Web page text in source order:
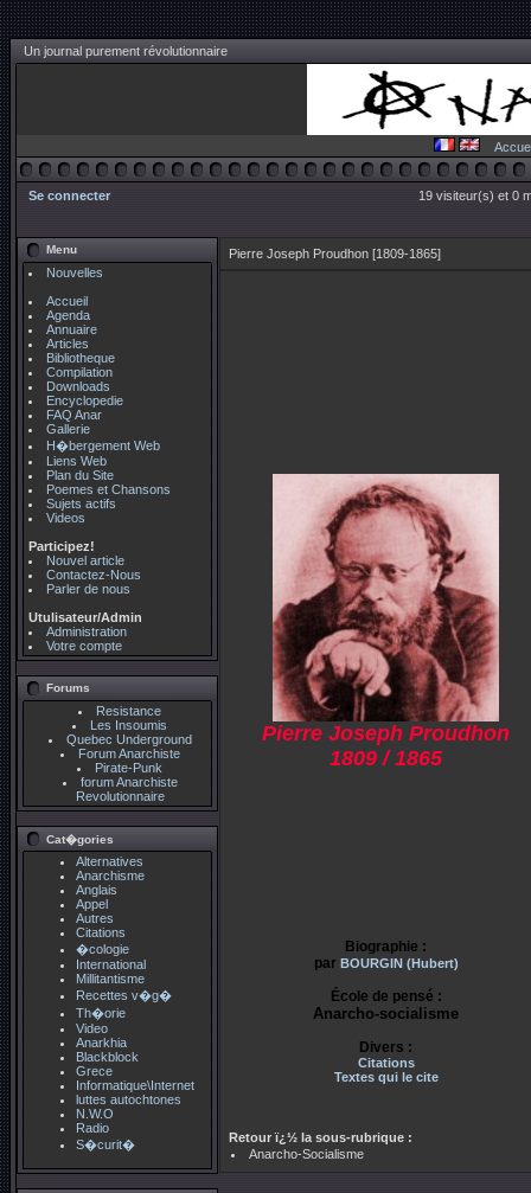
Un journal purement révolutionnaire
Se connecter 19 visiteur(s) et 0
Menu
Nouvelles
Accueil
Agenda
Annuaire
Articles
Bibliotheque
Compilation
Downloads
Encyclopedie
FAQ Anar
Gallerie
H�bergement Web
Liens Web
Plan du Site
Poemes et Chansons
Sujets actifs
Videos
Participez!
Nouvel article
Contactez-Nous
Parler de nous
Utulisateur/Admin
Administration
Votre compte
Forums
Resistance
Les Insoumis
Quebec Underground
Forum Anarchiste
Pirate-Punk
forum Anarchiste
Revolutionnaire
Cat�gories
Alternatives
Anarchisme
Anglais
Appel
Autres
Citations
�cologie
International
Millitantisme
Recettes v�g�
Th�orie
Video
Anarkhia
Blackblock
Grece
Informatique\Internet
luttes autochtones
N.W.O
Radio
S�curit�
Pierre Joseph Proudhon [1809-1865]
Pierre Joseph Proudhon
1809 / 1865
Biographie :
par BOURGIN (Hubert)
École de pensé :
Anarcho-socialisme
Divers :
Citations
Textes qui le cite
Retour ï¿½ la sous-rubrique :
Anarcho-Socialisme